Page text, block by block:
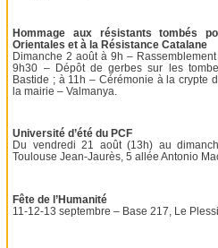
Hommage aux résistants tombés
Orientales et à la Résistance Catalane
Dimanche 2 août à 9h –
9h30 – Dépôt de gerbes sur les
Bastide ; à 11h – Cérémonie à la crypte
la mairie – Valmanya.
Université d’été du PCF
Du vendredi 21 août (13h) au
Toulouse Jean-Jaurès, 5 allée Antonio
Fête de l’Humanité
11-12-13 septembre – Base 217, Le